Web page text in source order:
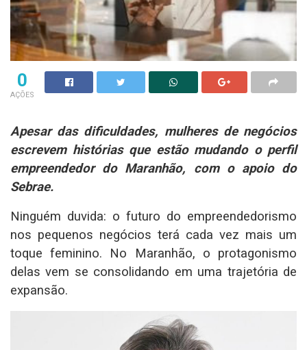
0
AÇÕES
Apesar das dificuldades, mulheres de negócios
escrevem histórias que estão mudando o perfil
empreendedor do Maranhão, com o apoio do
Sebrae.
Ninguém duvida: o futuro do empreendedorismo
nos pequenos negócios terá cada vez mais um
toque feminino. No Maranhão, o protagonismo
delas vem se consolidando em uma trajetória de
expansão.